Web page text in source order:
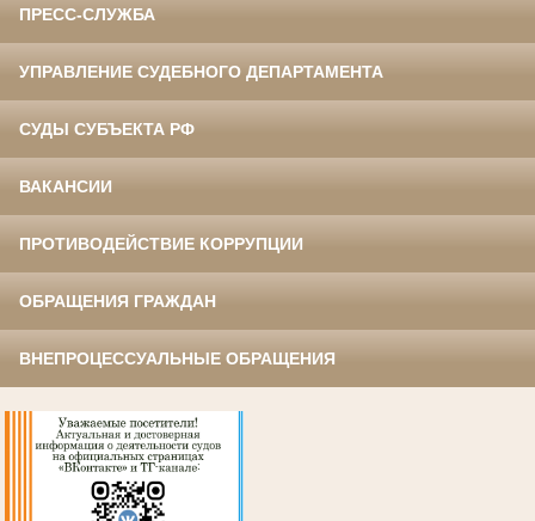
ПРЕСС-СЛУЖБА
УПРАВЛЕНИЕ СУДЕБНОГО ДЕПАРТАМЕНТА
СУДЫ СУБЪЕКТА РФ
ВАКАНСИИ
ПРОТИВОДЕЙСТВИЕ КОРРУПЦИИ
ОБРАЩЕНИЯ ГРАЖДАН
ВНЕПРОЦЕССУАЛЬНЫЕ ОБРАЩЕНИЯ